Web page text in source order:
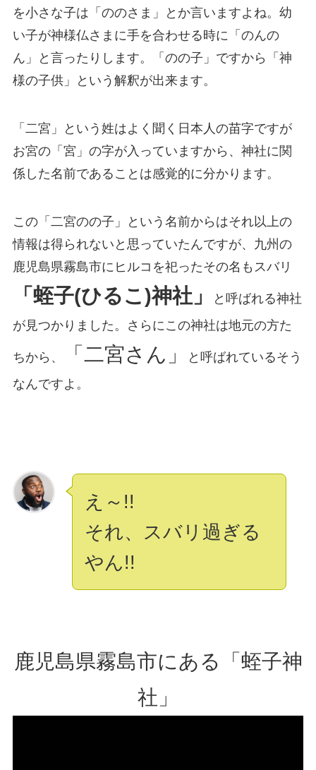
を小さな子は「ののさま」とか言いますよね。幼
い子が神様仏さまに手を合わせる時に「のんの
ん」と言ったりします。「のの子」ですから「神
様の子供」という解釈が出来ます。
「二宮」という姓はよく聞く日本人の苗字ですが
お宮の「宮」の字が入っていますから、神社に関
係した名前であることは感覚的に分かります。
この「二宮のの子」という名前からはそれ以上の
情報は得られないと思っていたんですが、九州の
鹿児島県霧島市にヒルコを祀ったその名もスバリ
「蛭子(ひるこ)神社」
と呼ばれる神社
が見つかりました。さらにこの神社は地元の方た
ちから、 「二宮さん」
と呼ばれているそう
なんですよ。
え～!!
それ、スバリ過ぎる
やん!!
鹿児島県霧島市にある「蛭子神
社」